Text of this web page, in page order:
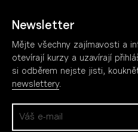
Newsletter
Mějte všechny zajímavosti a
otevírají kurzy a uzavírají
si odběrem nejste jisti,
newslettery.